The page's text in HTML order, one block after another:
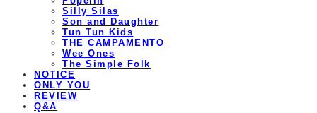
Silly Silas
Son and Daughter
Tun Tun Kids
THE CAMPAMENTO
Wee Ones
The Simple Folk
NOTICE
ONLY YOU
REVIEW
Q&A